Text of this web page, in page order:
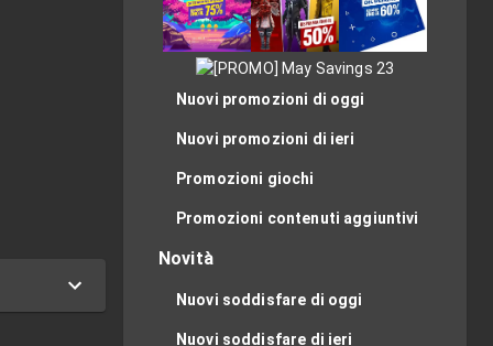
Nuovi promozioni di oggi
Nuovi promozioni di ieri
Promozioni giochi
Promozioni contenuti aggiuntivi
Novità
Nuovi soddisfare di oggi
Nuovi soddisfare di ieri